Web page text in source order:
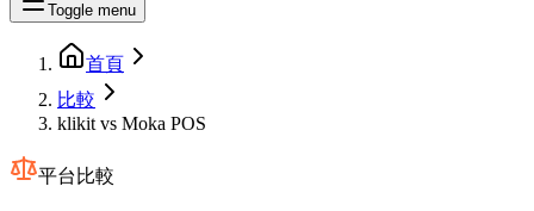
Toggle menu
首頁
比較
klikit vs Moka POS
平台比較